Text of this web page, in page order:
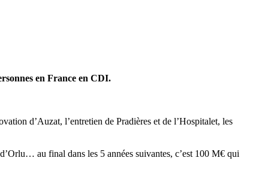
en France en CDI.
d’Auzat, l’entretien de Pradières et de l’Hospitalet, les
au final dans les 5 années suivantes, c’est 100 M€ qui